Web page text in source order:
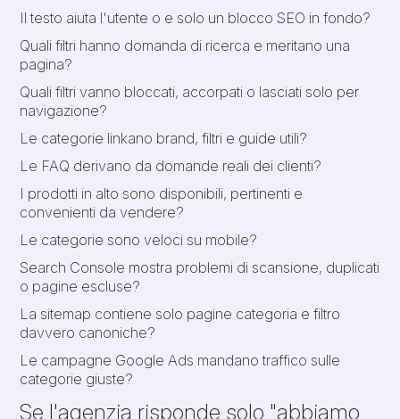
Il testo aiuta l'utente o e solo un blocco SEO in fondo?
Quali filtri hanno domanda di ricerca e meritano una
pagina?
Quali filtri vanno bloccati, accorpati o lasciati solo per
navigazione?
Le categorie linkano brand, filtri e guide utili?
Le FAQ derivano da domande reali dei clienti?
I prodotti in alto sono disponibili, pertinenti e
convenienti da vendere?
Le categorie sono veloci su mobile?
Search Console mostra problemi di scansione, duplicati
o pagine escluse?
La sitemap contiene solo pagine categoria e filtro
davvero canoniche?
Le campagne Google Ads mandano traffico sulle
categorie giuste?
Se l'agenzia risponde solo "abbiamo